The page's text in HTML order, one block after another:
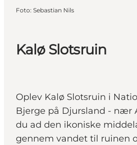
Kalø Slotsruin
Oplev Kalø Slotsruin i
Bjerge på Djursland - nær
du ad den ikoniske
gennem vandet til ruinen
Foto: Sebastian Nils